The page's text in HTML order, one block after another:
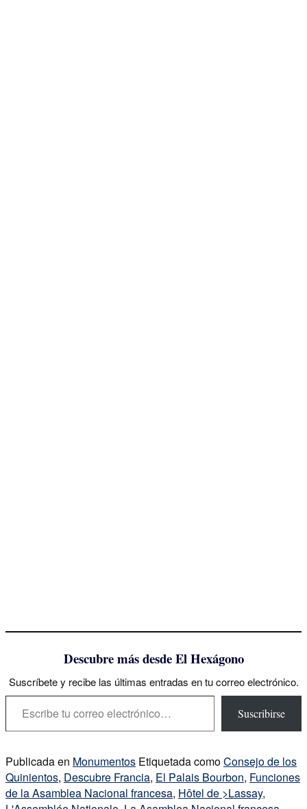
Descubre más desde El Hexágono
Suscríbete y recibe las últimas entradas en tu correo electrónico.
Escribe tu correo electrónico…
Suscribirse
Publicada en Monumentos Etiquetada comoConsejo de los
Quinientos, Descubre Francia, El Palais Bourbon, Funciones
de la Asamblea Nacional francesa, Hôtel de >Lassay,